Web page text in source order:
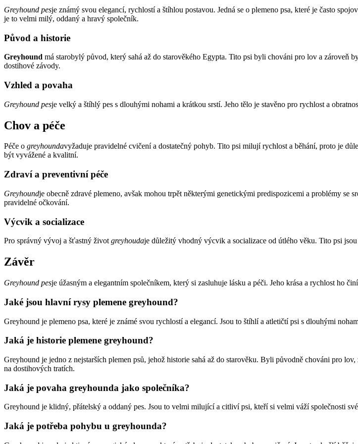
Greyhound pesje známý svou elegancí, rychlostí a štíhlou postavou. Jedná se o plemeno psa, které je často
je to velmi milý, oddaný a hravý společník.
Původ a historie
Greyhound má starobylý původ, který sahá až do starověkého Egypta. Tito psi byli chováni pro lov a
dostihové závody.
Vzhled a povaha
Greyhound pesje velký a štíhlý pes s dlouhými nohami a krátkou srstí. Jeho tělo je stavěno pro rychlost a
Chov a péče
Péče o greyhoundavyžaduje pravidelné cvičení a dostatečný pohyb. Tito psi milují rychlost a běhání, proto je
být vyvážené a kvalitní.
Zdraví a preventivní péče
Greyhoundje obecně zdravé plemeno, avšak mohou trpět některými genetickými predispozicemi a problémy se
pravidelné očkování.
Výcvik a socializace
Pro správný vývoj a šťastný život greyhoudaje důležitý vhodný výcvik a socializace od útlého věku. Tito psi
Závěr
Greyhound pesje úžasným a elegantním společníkem, který si zasluhuje lásku a péči. Jeho krása a rychlost ho
Jaké jsou hlavní rysy plemene greyhound?
Greyhound je plemeno psa, které je známé svou rychlostí a elegancí. Jsou to štíhlí a atletičtí psi s dlouhými
Jaká je historie plemene greyhound?
Greyhound je jedno z nejstarších plemen psů, jehož historie sahá až do starověku. Byli původně chováni pro
na dostihových tratích.
Jaká je povaha greyhounda jako společníka?
Greyhound je klidný, přátelský a oddaný pes. Jsou to velmi milující a citliví psi, kteří si velmi váží společnosti
Jaká je potřeba pohybu u greyhounda?